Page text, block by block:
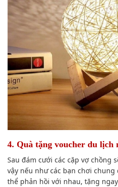
4. Quà tặng voucher du lịch
Sau đám cưới các cặp vợ chồng
vậy nếu nhưcác bạn chơi chung
thể phản hồi với nhau, tặng